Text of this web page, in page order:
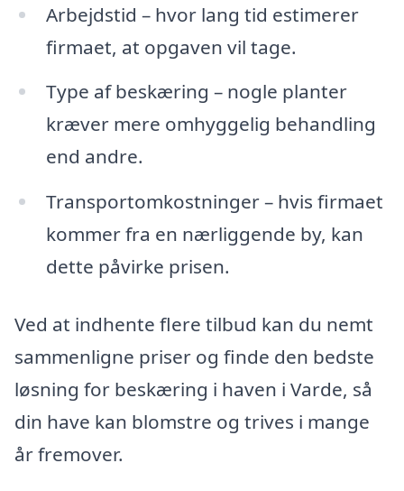
Arbejdstid – hvor lang tid estimerer
firmaet, at opgaven vil tage.
Type af beskæring – nogle planter
kræver mere omhyggelig behandling
end andre.
Transportomkostninger – hvis firmaet
kommer fra en nærliggende by, kan
dette påvirke prisen.
Ved at indhente flere tilbud kan du nemt
sammenligne priser og finde den bedste
løsning for beskæring i haven i Varde, så
din have kan blomstre og trives i mange
år fremover.